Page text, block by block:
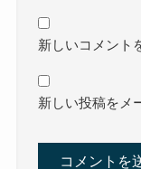
新しいコメント
新しい投稿をメ